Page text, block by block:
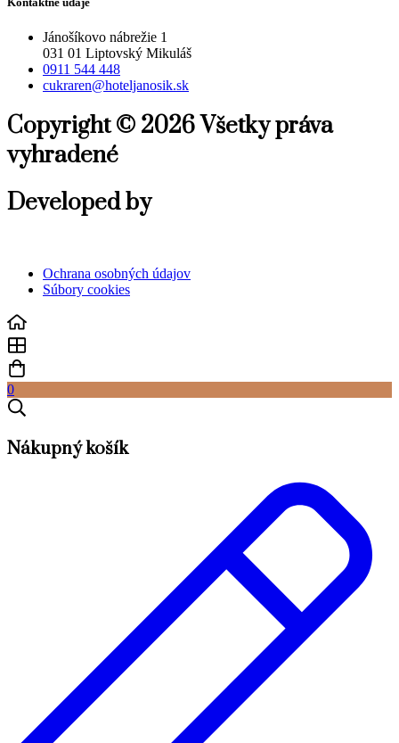
Jánošíkovo nábrežie 1
031 01 Liptovský Mikuláš
0911 544 448
cukraren@hoteljanosik.sk
Copyright © 2026 Všetky práva
vyhradené
Developed by
Ochrana osobných údajov
Súbory cookies
0
Nákupný košík